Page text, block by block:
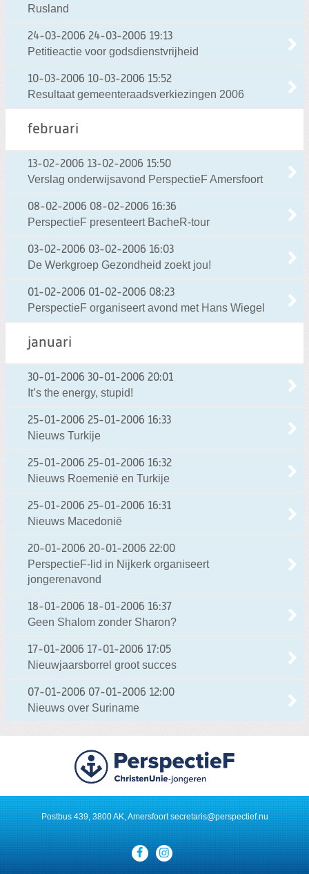
Rusland
24-03-2006 24-03-2006 19:13
Petitieactie voor godsdienstvrijheid
10-03-2006 10-03-2006 15:52
Resultaat gemeenteraadsverkiezingen 2006
februari
13-02-2006 13-02-2006 15:50
Verslag onderwijsavond PerspectieF Amersfoort
08-02-2006 08-02-2006 16:36
PerspectieF presenteert BacheR-tour
03-02-2006 03-02-2006 16:03
De Werkgroep Gezondheid zoekt jou!
01-02-2006 01-02-2006 08:23
PerspectieF organiseert avond met Hans Wiegel
januari
30-01-2006 30-01-2006 20:01
It’s the energy, stupid!
25-01-2006 25-01-2006 16:33
Nieuws Turkije
25-01-2006 25-01-2006 16:32
Nieuws Roemenië en Turkije
25-01-2006 25-01-2006 16:31
Nieuws Macedonië
20-01-2006 20-01-2006 22:00
PerspectieF-lid in Nijkerk organiseert
jongerenavond
18-01-2006 18-01-2006 16:37
Geen Shalom zonder Sharon?
17-01-2006 17-01-2006 17:05
Nieuwjaarsborrel groot succes
07-01-2006 07-01-2006 12:00
Nieuws over Suriname
Postbus 439, 3800 AK, Amersfoortsecretaris@perspectief.nu